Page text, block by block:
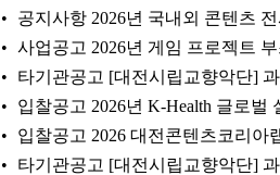
공지사항 2026년 국내외 콘텐츠
사업공고 2026년 게임 프로젝트
타기관공고 [대전시립교향악단] 과
입찰공고 2026년 K-Health 글로벌
입찰공고 2026 대전콘텐츠코리아
타기관공고 [대전시립교향악단] 과